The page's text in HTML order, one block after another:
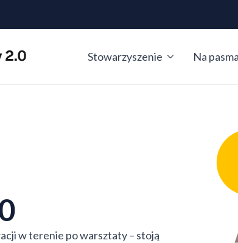
Stowarzyszenie Na
w terenie po warsztaty – stoją